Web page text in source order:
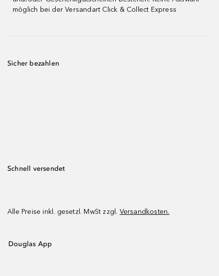
möglich bei der Versandart Click & Collect Express
Sicher bezahlen
Schnell versendet
Alle Preise inkl. gesetzl. MwSt zzgl. Versandkosten.
Douglas App